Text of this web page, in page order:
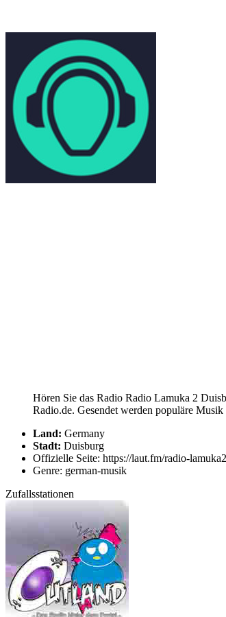
Hören Sie das Radio Radio Lamuka 2
Radio.de. Gesendet werden populäre
Land: Germany
Stadt: Duisburg
Offizielle Seite: https://laut.fm/radio-lamuka2
Genre: german-musik
Zufallsstationen